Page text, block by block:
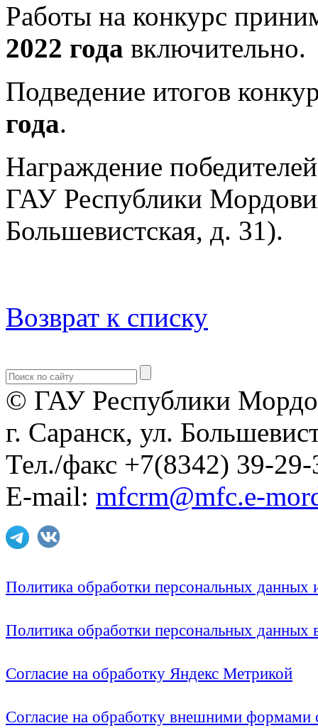
Работы на конкурс
2022 года включительно.
Подведение итогов
года.
Награждение
ГАУ Республики
Большевистская, д. 31).
Возврат к списку
© ГАУ Республики
г. Саранск, ул.
Тел./факс +7(8342) 39-29-
E-mail: mfcrm@mfc.e-
Политика обработки персональных
Политика обработки персональных
Согласие на обработку Яндекс Метрикой
Согласие на обработку внешними формами